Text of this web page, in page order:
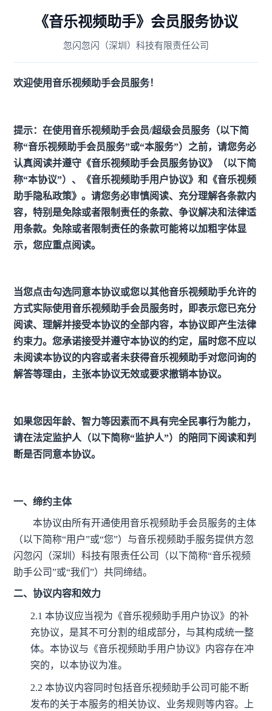
《音乐视频助手》会员服务协议
忽闪忽闪（深圳）科技有限责任公司
欢迎使用音乐视频助手会员服务！
提示：在使用音乐视频助手会员/超级会员服务（以下简
称“音乐视频助手会员服务”或“本服务”）之前，请您务必
认真阅读并遵守《音乐视频助手会员服务协议》（以下简
称“本协议”）、《音乐视频助手用户协议》和《音乐视频
助手隐私政策》。请您务必审慎阅读、充分理解各条款内
容，特别是免除或者限制责任的条款、争议解决和法律适
用条款。免除或者限制责任的条款可能将以加粗字体显
示，您应重点阅读。
当您点击勾选同意本协议或您以其他音乐视频助手允许的
方式实际使用音乐视频助手会员服务时，即表示您已充分
阅读、理解并接受本协议的全部内容，本协议即产生法律
约束力。您承诺接受并遵守本协议的约定，届时您不应以
未阅读本协议的内容或者未获得音乐视频助手对您问询的
解答等理由，主张本协议无效或要求撤销本协议。
如果您因年龄、智力等因素而不具有完全民事行为能力，
请在法定监护人（以下简称“监护人”）的陪同下阅读和判
断是否同意本协议。
一、缔约主体
本协议由所有开通使用音乐视频助手会员服务的主体
（以下简称“用户”或“您”）与音乐视频助手服务提供方忽
闪忽闪（深圳）科技有限责任公司（以下简称“音乐视频
助手公司”或“我们”）共同缔结。
二、协议内容和效力
2.1本协议应当视为《音乐视频助手用户协议》的补
充协议，是其不可分割的组成部分，与其构成统一整
体。本协议与《音乐视频助手用户协议》内容存在冲
突的，以本协议为准。
2.2本协议内容同时包括音乐视频助手公司可能不断
发布的关于本服务的相关协议、业务规则等内容。上